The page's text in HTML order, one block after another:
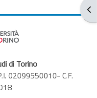
di Torino
02099550010- C.F.